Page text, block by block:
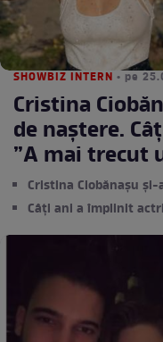
SHOWBIZ INTERN • pe
Cristina
de naștere.
”A mai trecut
Cristina Ciobănașu
Câți ani a împlinit